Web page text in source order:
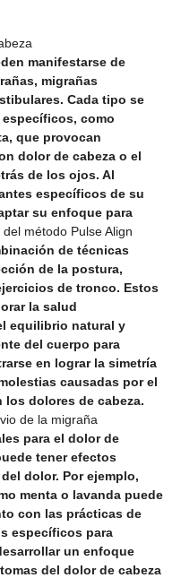
manifestarse de
migrañas
Cada tipo se
como
que provocan
dolor de cabeza o el
de los ojos. Al
específicos de su
su enfoque para
método Pulse Align
de técnicas
de la postura,
de tronco. Estos
la salud
equilibrio natural y
del cuerpo para
en lograr la simetría
causadas por el
dolores de cabeza.
de la migraña
para el dolor de
tener efectos
dolor. Por ejemplo,
menta o lavanda puede
con las prácticas de
específicos para
un enfoque
del dolor de cabeza